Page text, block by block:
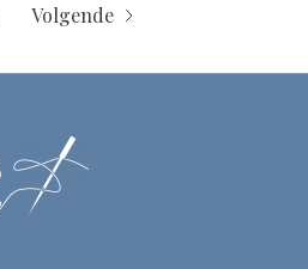
Volgende